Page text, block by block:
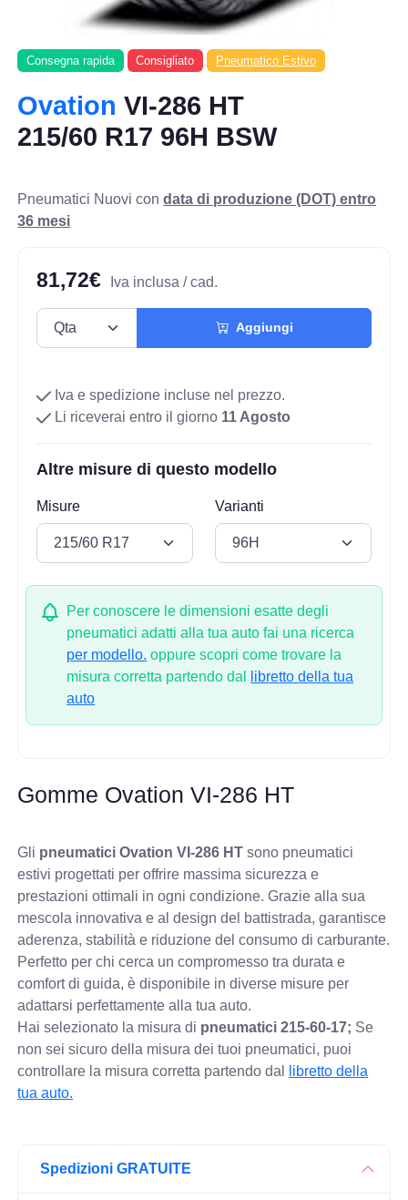
Consegna rapida Consigliato Pneumatico Estivo
Ovation VI-286 HT
215/60 R17 96H BSW
Pneumatici Nuovi condata di produzione (DOT) entro
36 mesi
81,72€ Iva inclusa / cad.
Aggiungi
Iva e spedizione incluse nel prezzo.
Li riceverai entro il giorno 11 Agosto
Altre misure di questo modello
Misure Varianti
Per conoscere le dimensioni esatte degli
pneumatici adatti alla tua auto fai una ricerca
per modello. oppure scopri come trovare la
misura corretta partendo dal
libretto della tua
auto
Gomme Ovation VI-286 HT
Gli pneumatici Ovation VI-286 HT sono pneumatici
estivi progettati per offrire massima sicurezza e
prestazioni ottimali in ogni condizione. Grazie alla sua
mescola innovativa e al design del battistrada, garantisce
aderenza, stabilità e riduzione del consumo di carburante.
Perfetto per chi cerca un compromesso tra durata e
comfort di guida, è disponibile in diverse misure per
adattarsi perfettamente alla tua auto.
Hai selezionato la misura di pneumatici215-60-17; Se
non sei sicuro della misura dei tuoi pneumatici, puoi
controllare la misura corretta partendo dal
libretto della
tua auto.
Spedizioni GRATUITE